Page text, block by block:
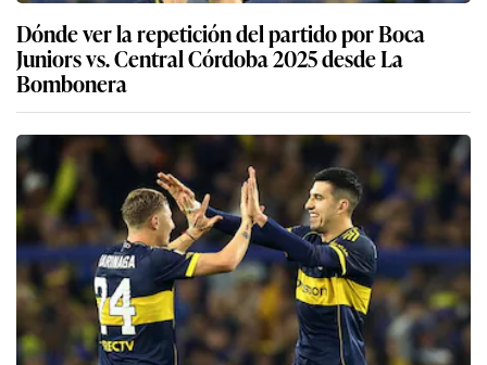
Dónde ver la repetición del partido por Boca
Juniors vs. Central Córdoba 2025 desde La
Bombonera